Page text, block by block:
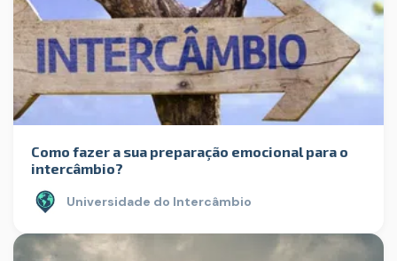
Como fazer a sua preparação emocional para o
intercâmbio?
Universidade do Intercâmbio